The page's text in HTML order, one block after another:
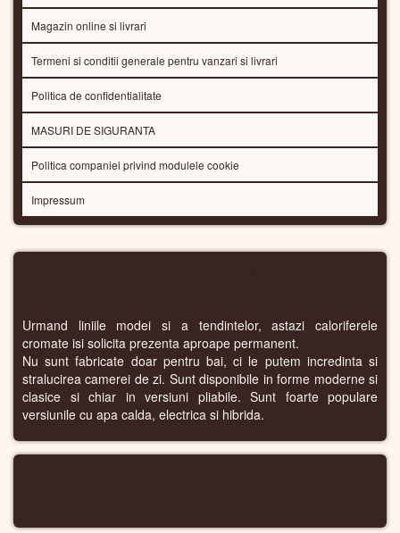
Magazin online si livrari
Termeni si conditii generale pentru vanzari si livrari
Politica de confidentialitate
MASURI DE SIGURANTA
Politica companiei privind modulele cookie
Impressum
Urmand liniile modei si a tendintelor, astazi caloriferele
cromate isi solicita prezenta aproape permanent.
Nu sunt fabricate doar pentru bai, ci le putem incredinta si
stralucirea camerei de zi. Sunt disponibile in forme moderne si
clasice si chiar in versiuni pliabile. Sunt foarte populare
versiunile cu apa calda, electrica si hibrida.